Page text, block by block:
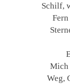
Schilf,
Mich
Weg,